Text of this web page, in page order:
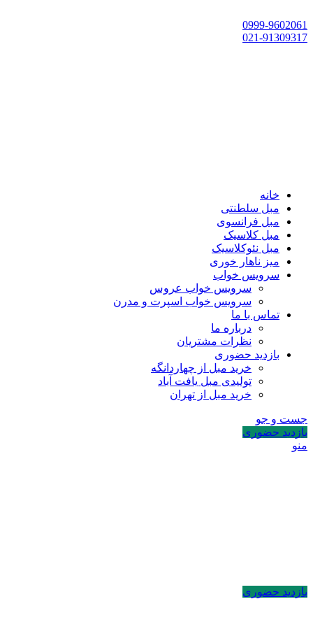
0999-9602061
021-91309317
خانه
مبل سلطنتی
مبل فرانسوی
مبل کلاسیک
مبل نئوکلاسیک
میز ناهار خوری
سرویس خواب
سرویس خواب عروس
سرویس خواب اسپرت و مدرن
تماس با ما
درباره ما
نظرات مشتریان
بازدید حضوری
خرید مبل از چهاردانگه
تولیدی مبل یافت آباد
خرید مبل از تهران
جست و جو
بازدید حضوری
منو
بازدید حضوری